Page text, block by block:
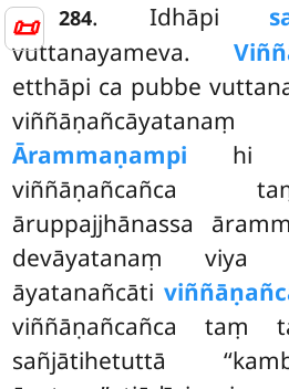
📜 284. Idhāpi
vuttanayameva.
etthāpi ca pubbe
viññāṇañcāyatanaṃ
Ārammaṇampi hi
viññāṇañcañca
āruppajjhānassa
devāyatanaṃ viya
āyatanañcāti
viññāṇañcañca taṃ
sañjātihetuttā